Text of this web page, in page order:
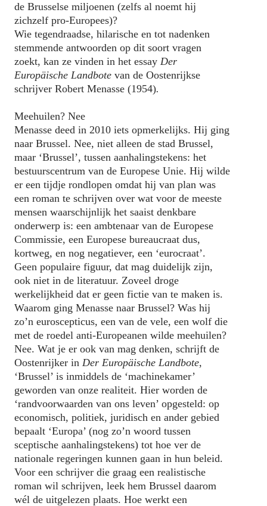
de Brusselse miljoenen (zelfs al noemt hij
zichzelf pro-Europees)?
Wie tegendraadse, hilarische en tot nadenken
stemmende antwoorden op dit soort vragen
zoekt, kan ze vinden in het essay Der
Europäische Landbote van de Oostenrijkse
schrijver Robert Menasse (1954).
Meehuilen? Nee
Menasse deed in 2010 iets opmerkelijks. Hij ging
naar Brussel. Nee, niet alleen de stad Brussel,
maar ‘Brussel’, tussen aanhalingstekens: het
bestuurscentrum van de Europese Unie. Hij wilde
er een tijdje rondlopen omdat hij van plan was
een roman te schrijven over wat voor de meeste
mensen waarschijnlijk het saaist denkbare
onderwerp is: een ambtenaar van de Europese
Commissie, een Europese bureaucraat dus,
kortweg, en nog negatiever, een ‘eurocraat’.
Geen populaire figuur, dat mag duidelijk zijn,
ook niet in de literatuur. Zoveel droge
werkelijkheid dat er geen fictie van te maken is.
Waarom ging Menasse naar Brussel? Was hij
zo’n euroscepticus, een van de vele, een wolf die
met de roedel anti-Europeanen wilde meehuilen?
Nee. Wat je er ook van mag denken, schrijft de
Oostenrijker in Der Europäische Landbote,
‘Brussel’ is inmiddels de ‘machinekamer’
geworden van onze realiteit. Hier worden de
‘randvoorwaarden van ons leven’ opgesteld: op
economisch, politiek, juridisch en ander gebied
bepaalt ‘Europa’ (nog zo’n woord tussen
sceptische aanhalingstekens) tot hoe ver de
nationale regeringen kunnen gaan in hun beleid.
Voor een schrijver die graag een realistische
roman wil schrijven, leek hem Brussel daarom
wél de uitgelezen plaats. Hoe werkt een